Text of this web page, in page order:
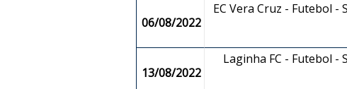
06/08/2022
EC Vera Cruz - Futebol -
13/08/2022
Laginha FC - Futebol -